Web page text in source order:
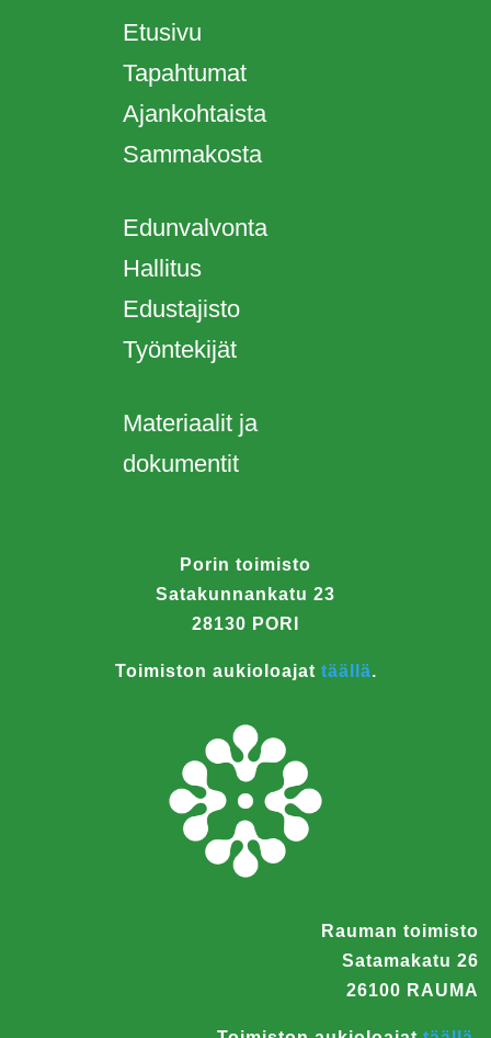
Etusivu
Tapahtumat
Ajankohtaista
Sammakosta
Edunvalvonta
Hallitus
Edustajisto
Työntekijät
Materiaalit ja
dokumentit
Porin toimisto
Satakunnankatu 23
28130 PORI
Toimiston aukioloajat täällä.
Rauman toimisto
Satamakatu 26
26100 RAUMA